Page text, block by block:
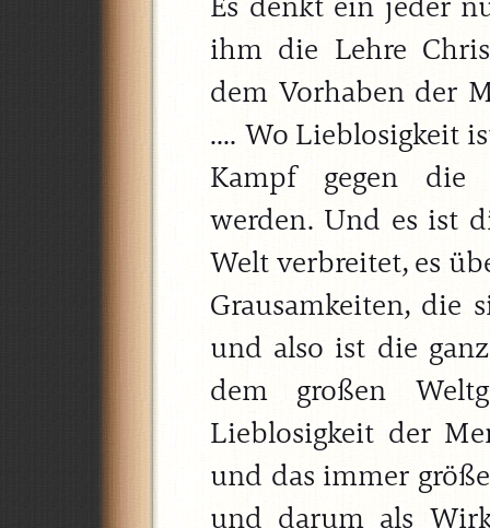
Es denkt ein jeder
ihm die Lehre
dem Vorhaben der
.... Wo Lieblosigkeit
Kampf gegen die
werden. Und es ist
Welt verbreitet, es
Grausamkeiten, die
und also ist die
dem großen
Lieblosigkeit der
und das immer
und darum als